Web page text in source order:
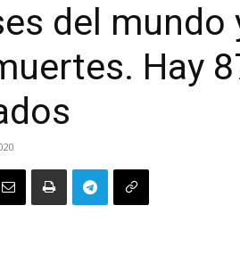
del mundo
Hay